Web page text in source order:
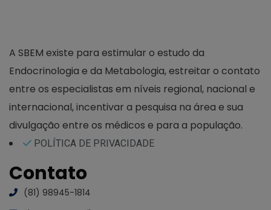
A SBEM existe para estimular o estudo da
Endocrinologia e da Metabologia, estreitar o contato
entre os especialistas em níveis regional, nacional e
internacional, incentivar a pesquisa na área e sua
divulgação entre os médicos e para a população.
POLÍTICA DE PRIVACIDADE
Contato
(81) 98945-1814